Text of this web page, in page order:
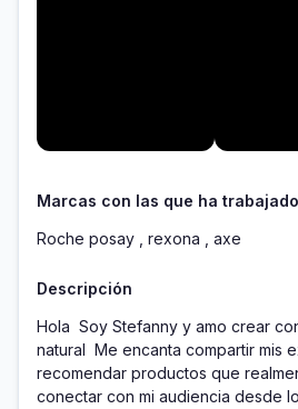
Marcas con las que ha trabajado
Roche posay , rexona , axe
Descripción
Hola  Soy Stefanny y amo crear
natural  Me encanta compartir mis
recomendar productos que
conectar con mi audiencia desde